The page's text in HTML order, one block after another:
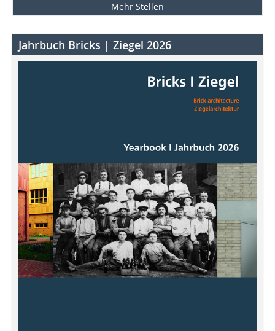
Mehr Stellen
Jahrbuch Bricks | Ziegel 2026